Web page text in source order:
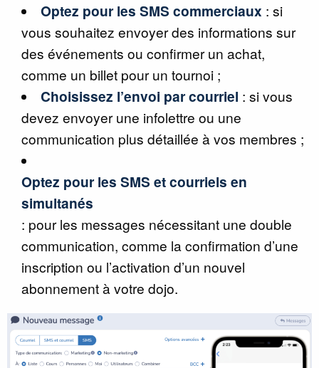
Optez pour les SMS commerciaux : si
vous souhaitez envoyer des informations sur
des événements ou confirmer un achat,
comme un billet pour un tournoi ;
Choisissez l’envoi par courriel : si vous
devez envoyer une infolettre ou une
communication plus détaillée à vos membres ;
Optez pour les SMS et courriels en
simultanés
: pour les messages nécessitant une double
communication, comme la confirmation d’une
inscription ou l’activation d’un nouvel
abonnement à votre dojo.